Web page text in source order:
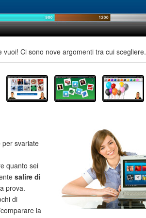
vuoi! Ci sono nove argomenti tra cui scegliere.
per svariate
quanto sei
salire di
prova.
di
la